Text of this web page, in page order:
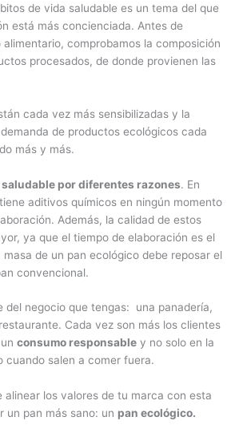
de vida saludable es un tema del que
está más concienciada. Antes de
comprobamos la composición
procesados, de donde provienen las
cada vez más sensibilizadas y la
de productos ecológicos cada
más y más.
por diferentes razones. En
aditivos químicos en ningún momento
Además, la calidad de estos
ya que el tiempo de elaboración es el
de un pan ecológico debe reposar el
convencional.
del negocio que tengas: una panadería,
Cada vez son más los clientes
consumo responsable y no solo en la
cuando salen a comer fuera.
alinear los valores de tu marca con esta
un pan más sano: un pan ecológico.